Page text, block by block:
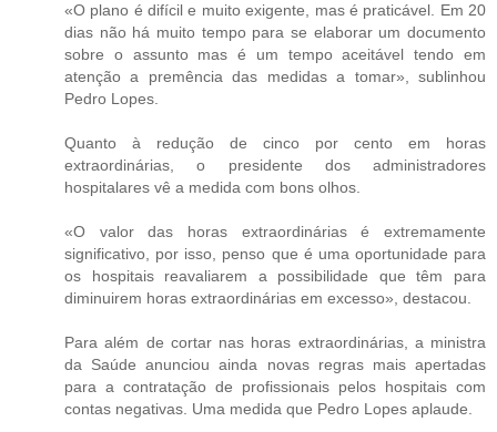
«O plano é difícil e muito exigente, mas é praticável. Em 20
dias não há muito tempo para se elaborar um documento
sobre o assunto mas é um tempo aceitável tendo em
atenção a premência das medidas a tomar», sublinhou
Pedro Lopes.
Quanto à redução de cinco por cento em horas
extraordinárias, o presidente dos administradores
hospitalares vê a medida com bons olhos.
«O valor das horas extraordinárias é extremamente
significativo, por isso, penso que é uma oportunidade para
os hospitais reavaliarem a possibilidade que têm para
diminuirem horas extraordinárias em excesso», destacou.
Para além de cortar nas horas extraordinárias, a ministra
da Saúde anunciou ainda novas regras mais apertadas
para a contratação de profissionais pelos hospitais com
contas negativas. Uma medida que Pedro Lopes aplaude.